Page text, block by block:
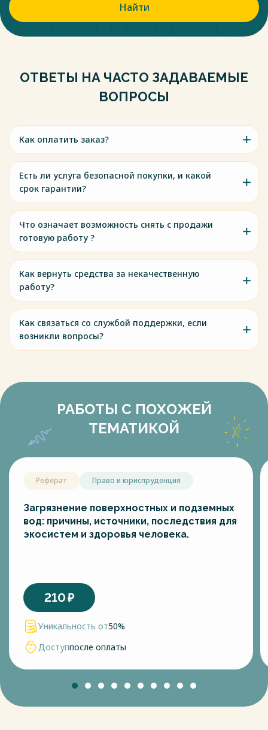
Найти
ОТВЕТЫ НА ЧАСТО ЗАДАВАЕМЫЕ
ВОПРОСЫ
Как оплатить заказ?
Есть ли услуга безопасной покупки, и какой
срок гарантии?
Что означает возможность снять с продажи
готовую работу ?
Как вернуть средства за некачественную
работу?
Как связаться со службой поддержки, если
возникли вопросы?
РАБОТЫ С ПОХОЖЕЙ
ТЕМАТИКОЙ
Реферат Право и юриспруденция
Загрязнение поверхностных и подземных
вод: причины, источники, последствия для
экосистем и здоровья человека.
210₽
Уникальность от50%
Доступпосле оплаты